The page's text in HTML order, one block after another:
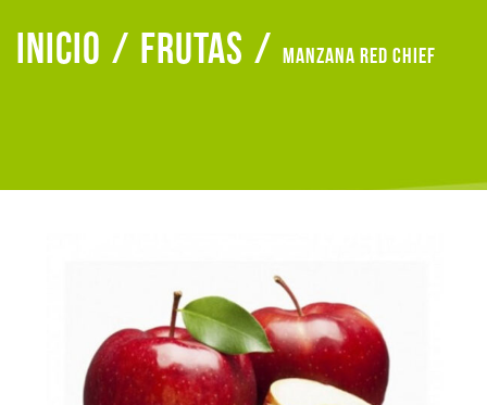
Inicio / Frutas / Manzana red chief